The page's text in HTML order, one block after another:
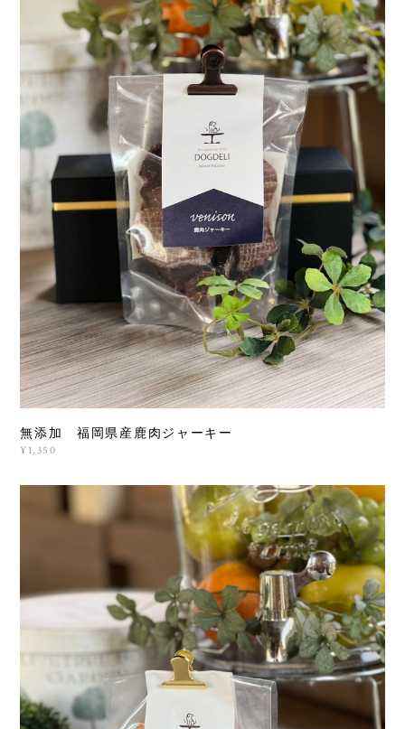
無添加 福岡県産鹿肉ジャーキー
¥1,350